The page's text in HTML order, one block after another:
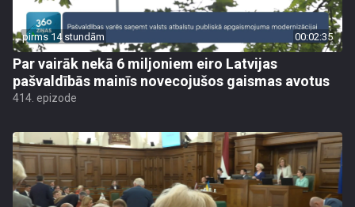
pirms 14 stundām 00:02:35
Par vairāk nekā 6 miljoniem eiro Latvijas
pašvaldībās mainīs novecojušos gaismas avotus
414. epizode